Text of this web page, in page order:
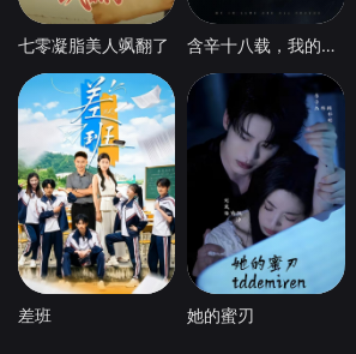
七零凝脂美人飒翻了 含辛十八载，我的婆家全是假的
差班 她的蜜刃